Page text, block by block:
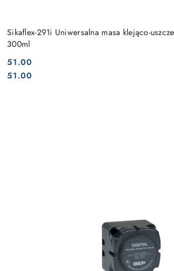
Sikaflex-291i Uniwersalna masa klejąco-
300ml
Cena:
51.00
Cena:
51.00